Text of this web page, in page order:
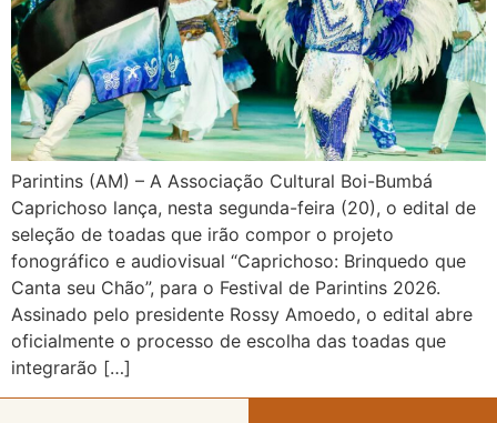
Parintins (AM) – A Associação Cultural Boi-Bumbá
Caprichoso lança, nesta segunda-feira (20), o edital de
seleção de toadas que irão compor o projeto
fonográfico e audiovisual “Caprichoso: Brinquedo que
Canta seu Chão”, para o Festival de Parintins 2026.
Assinado pelo presidente Rossy Amoedo, o edital abre
oficialmente o processo de escolha das toadas que
integrarão […]